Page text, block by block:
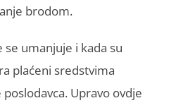
brodom.
se umanjuje i kada su
plaćeni sredstvima
Upravo ovdje